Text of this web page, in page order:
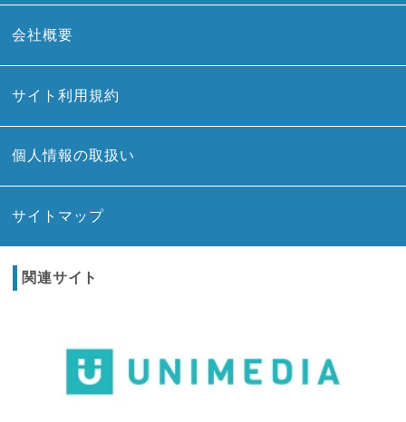
会社概要
サイト利用規約
個人情報の取扱い
サイトマップ
関連サイト